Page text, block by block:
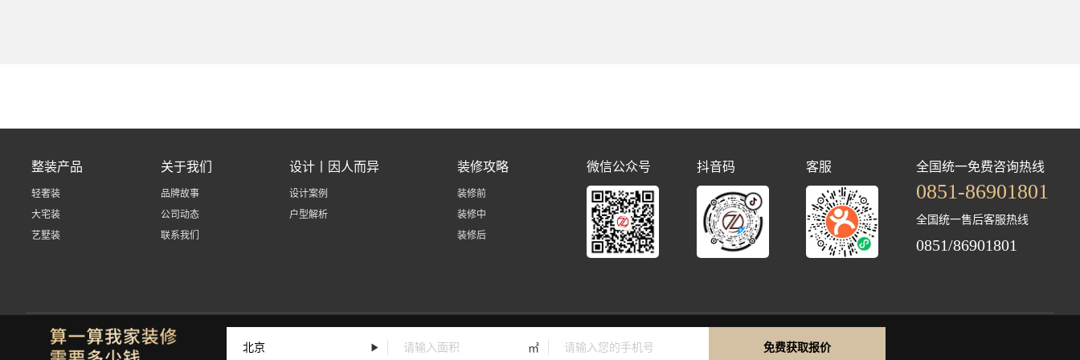
㎡ 免费获取报价
整装产品
轻奢装
大宅装
艺墅装
关于我们
品牌故事
公司动态
联系我们
设计丨因人而异
设计案例
户型解析
装修攻略
装修前
装修中
装修后
微信公众号 抖音码 客服 全国统一免费咨询热线
0851-86901801
全国统一售后客服热线
0851/86901801